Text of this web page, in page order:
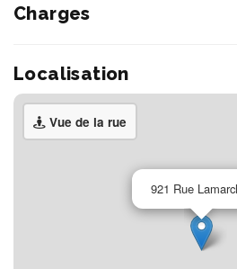
Charges
Localisation
Vue de la rue
921 Rue